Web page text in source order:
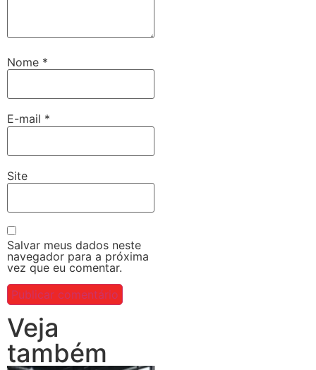
Nome *
E-mail *
Site
Salvar meus dados neste
navegador para a próxima
vez que eu comentar.
Veja
também